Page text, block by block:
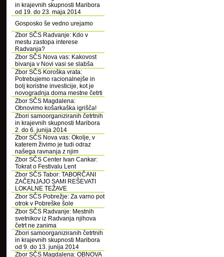
in krajevnih skupnosti Maribora
od 19. do 23. maja 2014
Gosposko še vedno urejamo
Zbor SČS Radvanje: Kdo v
mestu zastopa interese
Radvanja?
Zbor SČS Nova vas: Kakovost
bivanja v Novi vasi se slabša
Zbor SČS Koroška vrata:
Potrebujemo racionalnejše in
bolj koristne investicije, kot je
novogradnja doma mestne četrti
Zbor SČS Magdalena:
Obnovimo košarkaška igrišča!
Zbori samoorganiziranih četrtnih
in krajevnih skupnosti Maribora
2. do 6. junija 2014
Zbor SČS Nova vas: Okolje, v
katerem živimo je tudi odraz
našega ravnanja z njim
Zbor SČS Center Ivan Cankar:
Tokrat o Festivalu Lent
Zbor SČS Tabor: TABORČANI
ZAČENJAJO SAMI REŠEVATI
LOKALNE TEŽAVE
Zbor SČS Pobrežje: Za varno pot
otrok v Pobreške šole
Zbor SČS Radvanje: Mestnih
svetnikov iz Radvanja njihova
četrt ne zanima
Zbori samoorganiziranih četrtnih
in krajevnih skupnosti Maribora
od 9. do 13. junija 2014
Zbor SČS Magdalena: OBNOVA